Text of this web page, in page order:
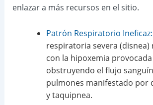
enlazar a más recursos en el sitio.
Patrón Respiratorio Ineficaz:
respiratoria severa (disnea)
con la hipoxemia
obstruyendo el flujo
pulmones manifestado por
y taquipnea.